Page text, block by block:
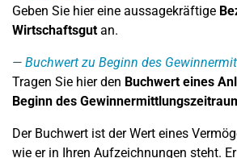
Geben Sie hier eine aussagekräftige
Wirtschaftsgutan.
Buchwert zu Beginn des
Tragen Sie hier den Buchwert eines
Beginn des
Der Buchwert ist der Wert eines
wie er in Ihren Aufzeichnungen steht.